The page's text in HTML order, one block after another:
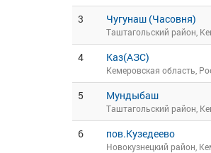
3 Чугунаш (Часовня)
Таштагольский район,
4 Каз(АЗС)
Кемеровская область,
5 Мундыбаш
Таштагольский район,
6 пов.Кузедеево
Новокузнецкий район,